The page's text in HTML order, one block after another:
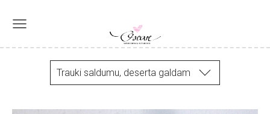
Trauki saldumu, deserta galdam